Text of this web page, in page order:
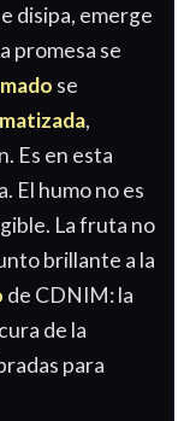
disipa, emerge
promesa se
se
,
Es en esta
El humo no es
La fruta no
brillante a la
de CDNIM: la
de la
para